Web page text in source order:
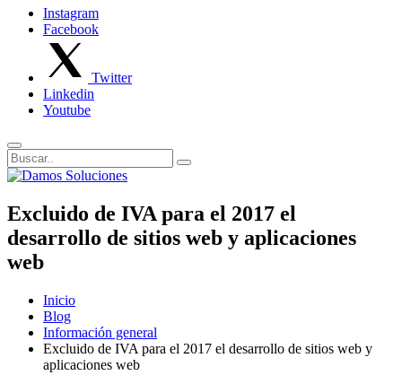
Instagram
Facebook
Twitter
Linkedin
Youtube
Excluido de IVA para el 2017 el
desarrollo de sitios web y aplicaciones
web
Inicio
Blog
Información general
Excluido de IVA para el 2017 el desarrollo de sitios web y
aplicaciones web